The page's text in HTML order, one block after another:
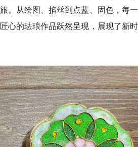
。从绘图、掐丝到点蓝、固色，每
心的珐琅作品跃然呈现，展现了新